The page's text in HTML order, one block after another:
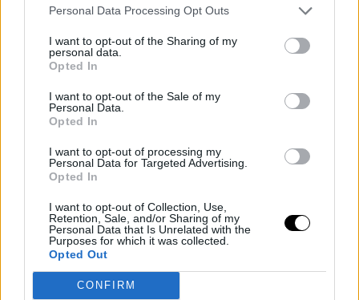
Personal Data Processing Opt Outs
I want to opt-out of the Sharing of my
personal data.
Opted In
I want to opt-out of the Sale of my
Personal Data.
Opted In
I want to opt-out of processing my
Personal Data for Targeted Advertising.
Opted In
I want to opt-out of Collection, Use,
Retention, Sale, and/or Sharing of my
Personal Data that Is Unrelated with the
Purposes for which it was collected.
Opted Out
CONFIRM
PEOPLE AND STYLE
Η Πάρις Χίλτον, η Μέγκαν Μαρκλ και άλλοι στα
70ά γενέθλια της Κρις Τζένερ -Μια glam βραδιά
στο Χόλιγουντ